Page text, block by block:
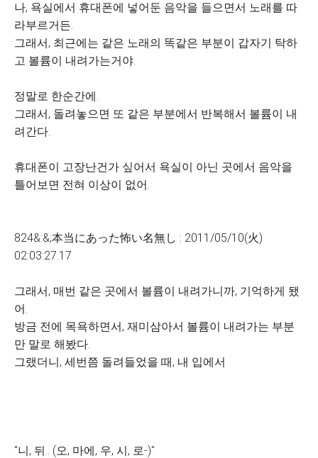
나, 욕실에서 휴대폰에 넣어둔 음악을 들으면서 노래를 따
라부르거든.
그래서, 최근에는 같은 노래의 똑같은 부분이 갑자기 탁하
고 볼륨이 내려가는거야.
정말로 한순간에.
그래서, 돌려놓으면 또 같은 부분에서 반복해서 볼륨이 내
려간다.
휴대폰이 고장난건가 싶어서 욕실이 아닌 곳에서 음악을
틀어보면 전혀 이상이 없어.
824&:&;本当にあった怖い名無し : 2011/05/10(火)
02:03:27.17
그래서, 매번 같은 곳에서 볼륨이 내려가니까, 기억하게 됐
어.
방금 전에 목욕하면서, 재미삼아서 볼륨이 내려가는 부분
만 말로 해봤다.
그랬더니, 세번쯤 돌려들었을 때, 내 입에서
"니, 뒤.. (오, 마에, 우, 시, 로-)"